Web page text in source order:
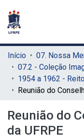
Início
07. Nossa
Reunião do
da UFRPE